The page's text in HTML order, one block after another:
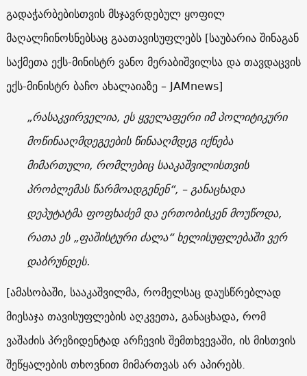
გადაჭარბებისთვის მსჯავრდებულ ყოფილ
მაღალჩინოსნებსაც გაათავისუფლებს [საუბარია შინაგან
საქმეთა ექს-მინისტრ ვანო მერაბიშვილსა და თავდაცვის
ექს-მინისტრ ბაჩო ახალაიაზე –JAMnews]
„რასაკვირველია, ეს ყველაფერი იმ პოლიტიკური
მოწინააღმდეგეების წინააღმდეგ იქნება
მიმართული, რომლებიც სააკაშვილისთვის
პრობლემას წარმოადგენენ“, – განაცხადა
დეპუტატმა ფოფხაძემ და ერთობისკენ მოუწოდა,
რათა ეს „ფაშისტური ძალა“ ხელისუფლებაში ვერ
დაბრუნდეს.
[ამასობაში, სააკაშვილმა, რომელსაც დაუსწრებლად
მიესაჯა თავისუფლების აღკვეთა, განაცხადა, რომ
ვაშაძის პრეზიდენტად არჩევის შემთხვევაში, ის მისთვის
შეწყალების თხოვნით მიმართვას არ აპირებს.